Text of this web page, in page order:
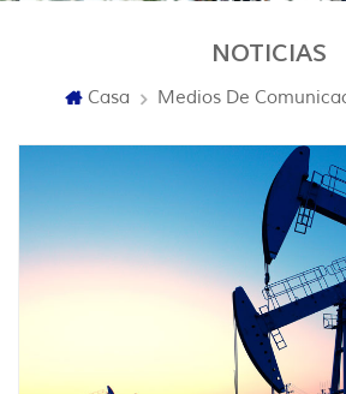
NOTICIAS
Casa Medios De